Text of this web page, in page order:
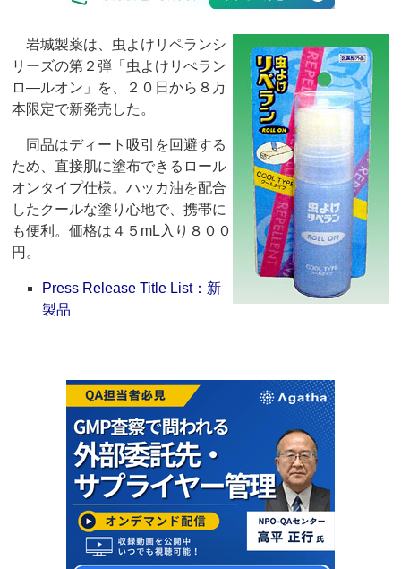
岩城製薬は、虫よけリペランシ
リーズの第２弾「虫よけリぺラン
ロ―ルオン」を、２０日から８万
本限定で新発売した。
同品はディート吸引を回避する
ため、直接肌に塗布できるロール
オンタイプ仕様。ハッカ油を配合
したクールな塗り心地で、携帯に
も便利。価格は４５mL入り８００
円。
Press Release Title List：新
製品